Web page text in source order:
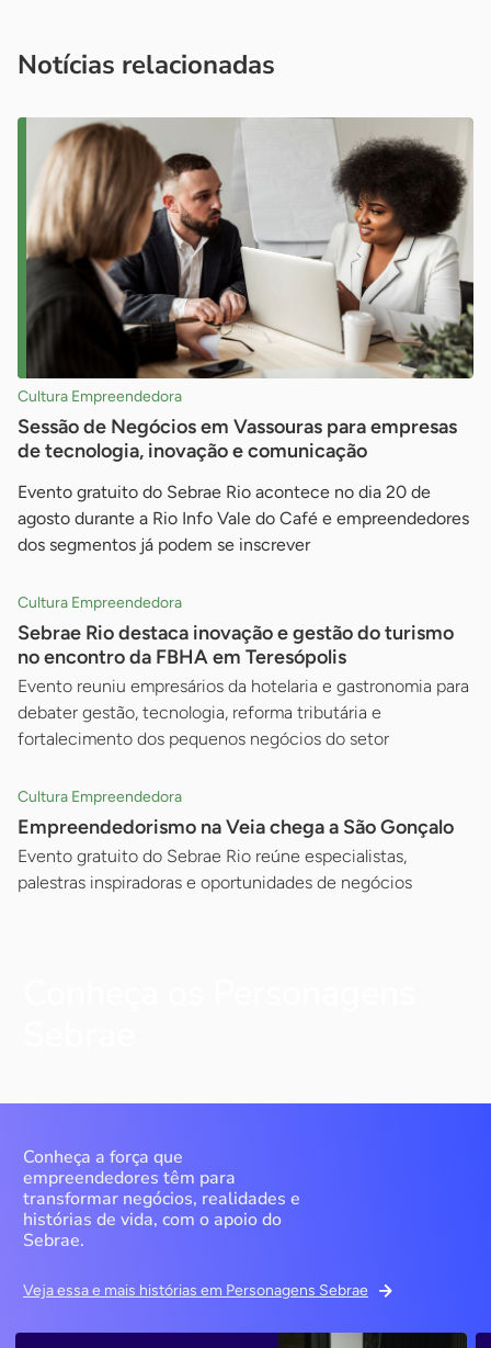
Notícias relacionadas
Cultura Empreendedora
Sessão de Negócios em Vassouras para empresas
de tecnologia, inovação e comunicação
Evento gratuito do Sebrae Rio acontece no dia 20 de
agosto durante a Rio Info Vale do Café e empreendedores
dos segmentos já podem se inscrever
Cultura Empreendedora
Sebrae Rio destaca inovação e gestão do turismo
no encontro da FBHA em Teresópolis
Evento reuniu empresários da hotelaria e gastronomia para
debater gestão, tecnologia, reforma tributária e
fortalecimento dos pequenos negócios do setor
Cultura Empreendedora
Empreendedorismo na Veia chega a São Gonçalo
Evento gratuito do Sebrae Rio reúne especialistas,
palestras inspiradoras e oportunidades de negócios
Conheça a força que
empreendedores têm para
transformar negócios, realidades e
histórias de vida, com o apoio do
Sebrae.
Veja essa e mais histórias em Personagens Sebrae